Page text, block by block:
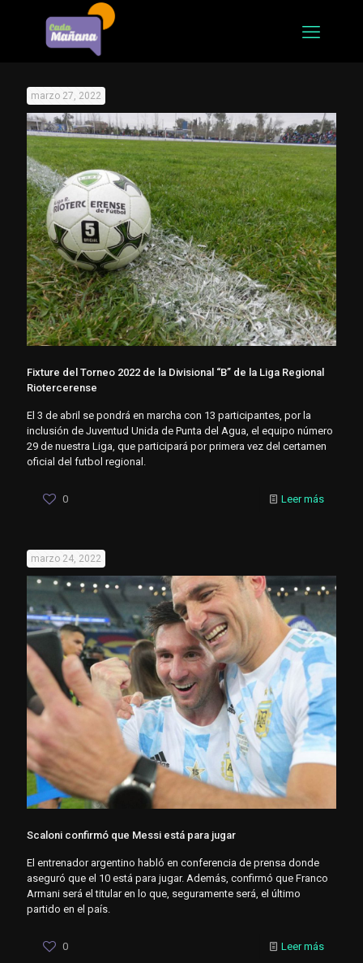
marzo 27, 2022
Fixture del Torneo 2022 de la Divisional “B” de la Liga Regional
Riotercerense
El 3 de abril se pondrá en marcha con 13 participantes, por la
inclusión de Juventud Unida de Punta del Agua, el equipo número
29 de nuestra Liga, que participará por primera vez del certamen
oficial del futbol regional.
0 Leer más
marzo 24, 2022
Scaloni confirmó que Messi está para jugar
El entrenador argentino habló en conferencia de prensa donde
aseguró que el 10 está para jugar. Además, confirmó que Franco
Armani será el titular en lo que, seguramente será, el último
partido en el país.
0 Leer más